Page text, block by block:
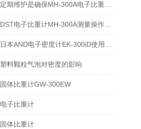
塑料颗粒气泡对密度的影响
固体比重计GW-300EW
电子比重计
固体比重计